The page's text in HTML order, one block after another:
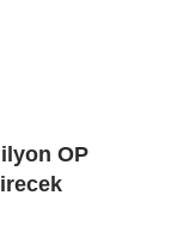
OP